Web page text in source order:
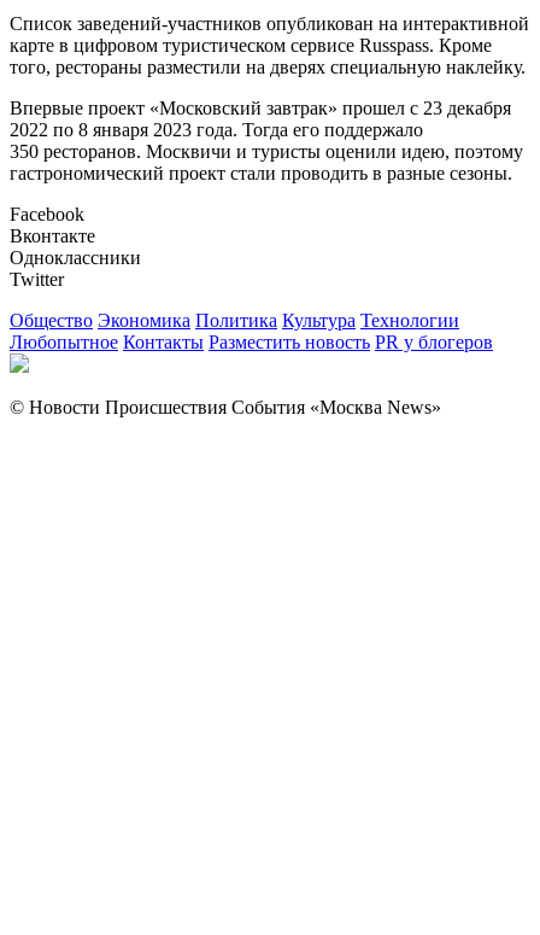
Список заведений-участников опубликован на интерактивной
карте в цифровом туристическом сервисе Russpass. Кроме
того, рестораны разместили на дверях специальную наклейку.
Впервые проект «Московский завтрак» прошел с 23 декабря
2022 по 8 января 2023 года. Тогда его поддержало
350 ресторанов. Москвичи и туристы оценили идею, поэтому
гастрономический проект стали проводить в разные сезоны.
Facebook
Вконтакте
Одноклассники
Twitter
Общество Экономика Политика Культура Технологии
Любопытное Контакты Разместить новость PR у блогеров
© Новости Происшествия События «Москва News»